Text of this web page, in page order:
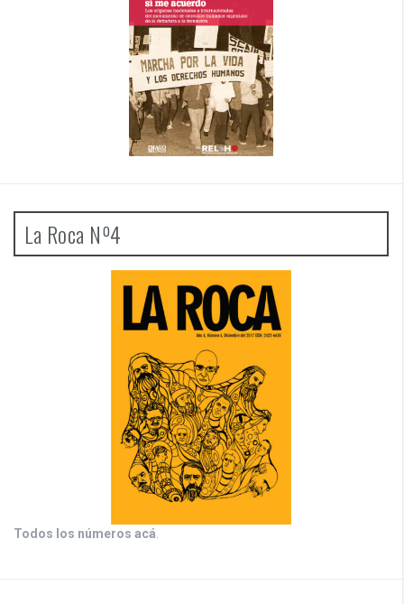
La Roca Nº4
Todos los números acá.